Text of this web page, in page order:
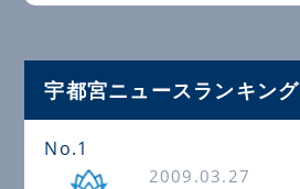
宇都宮ニュースランキング
No.1
2009.03.27